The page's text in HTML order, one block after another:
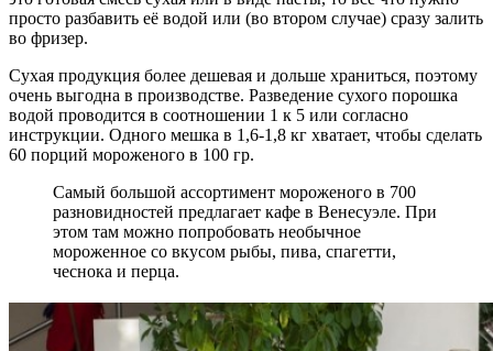
просто разбавить её водой или (во втором случае) сразу залить
во фризер.
Сухая продукция более дешевая и дольше храниться, поэтому
очень выгодна в производстве. Разведение сухого порошка
водой проводится в соотношении 1 к 5 или согласно
инструкции. Одного мешка в 1,6-1,8 кг хватает, чтобы сделать
60 порций мороженого в 100 гр.
Самый большой ассортимент мороженого в 700
разновидностей предлагает кафе в Венесуэле. При
этом там можно попробовать необычное
мороженное со вкусом рыбы, пива, спагетти,
чеснока и перца.